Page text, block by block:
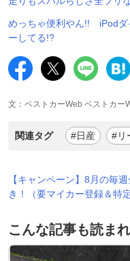
めっちゃ便利やん!! iPod
ーしてる!?
文：ベストカーWeb ベストカー
関連タグ #日産 #リ
【キャンペーン】8月の毎
き！（要マイカー登録＆特
こんな記事も読ま